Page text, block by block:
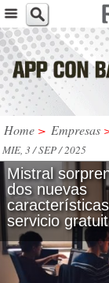
Home > Empresas
MIE, 3 / SEP / 2025
Mistral
dos nuevas
servicio